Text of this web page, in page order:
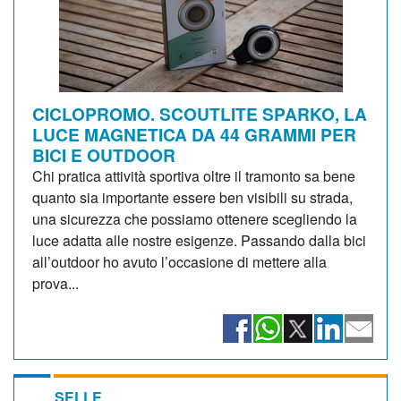
CICLOPROMO. SCOUTLITE SPARKO, LA
LUCE MAGNETICA DA 44 GRAMMI PER
BICI E OUTDOOR
Chi pratica attività sportiva oltre il tramonto sa bene
quanto sia importante essere ben visibili su strada,
una sicurezza che possiamo ottenere scegliendo la
luce adatta alle nostre esigenze. Passando dalla bici
all’outdoor ho avuto l’occasione di mettere alla
prova...